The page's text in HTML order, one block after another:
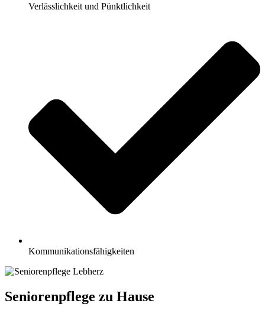
Verlässlichkeit und Pünktlichkeit
Kommunikationsfähigkeiten
Seniorenpflege zu Hause